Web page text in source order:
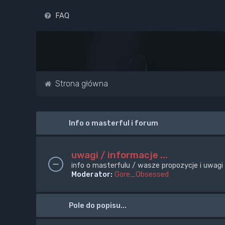
FAQ
Strona główna
Info o masterful i forum
uwagi / informacje ...
info o masterfulu / wasze propozycje i uwagi
Moderator: Gore_Obsessed
Pole do popisu...